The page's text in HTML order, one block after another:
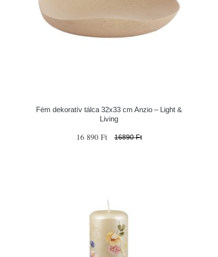
Fém dekoratív tálca 32x33 cm Anzio – Light &
Living
16 890 Ft 16890 Ft